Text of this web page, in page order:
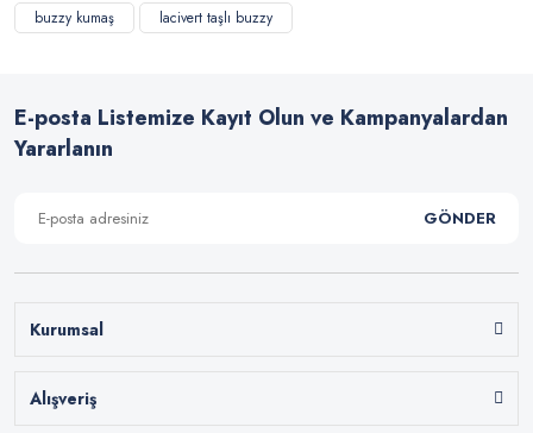
buzzy kumaş
lacivert taşlı buzzy
E-posta Listemize Kayıt Olun ve Kampanyalardan
Yararlanın
GÖNDER
Kurumsal
Alışveriş